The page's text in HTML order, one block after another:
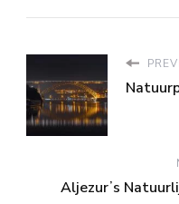
Aljezurʼs